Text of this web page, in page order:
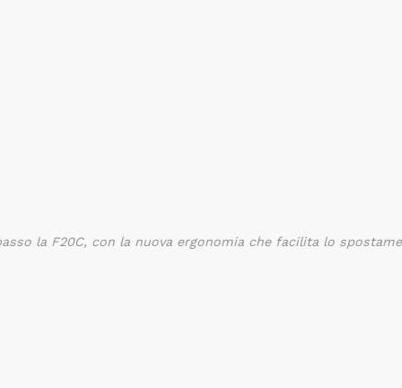
la F20C, con la nuova ergonomia che facilita lo